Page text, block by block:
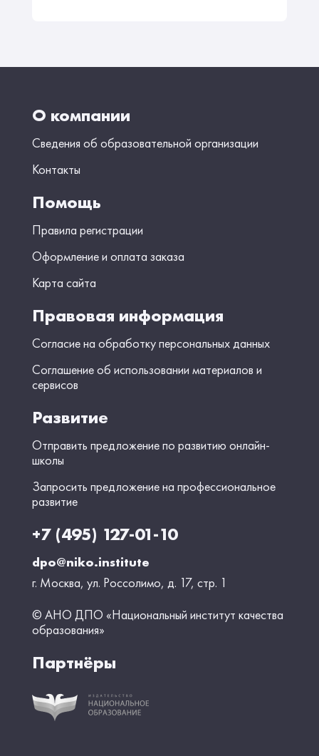
О компании
Сведения об образовательной организации
Контакты
Помощь
Правила регистрации
Оформление и оплата заказа
Карта сайта
Правовая информация
Согласие на обработку персональных данных
Соглашение об использовании материалов и
сервисов
Развитие
Отправить предложение по развитию онлайн-
школы
Запросить предложение на профессиональное
развитие
+7 (495) 127-01-10
dpo@niko.institute
г. Москва, ул. Россолимо, д. 17, стр. 1
© АНО ДПО «Национальный институт качества
образования»
Партнёры